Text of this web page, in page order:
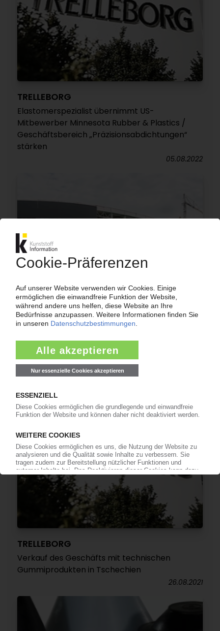
TRELLEBORG
Elastomerspezialist übernimmt US-
Mitbewerber Minnesota Rubber & Plastics /
Geschäftsbereich „Präzisionsabdichtungen“
stärken
05.08.2022
TRELLEBORG
Elastomerspezialist errichtet neues Lager- und
Logistikzentrum in Stuttgart / Produktion unter
Reinraumbedingungen
TRELLEBORG
Verkauf des Geschäfts mit technischen
Gummiprodukten in Tschechien
26.08.2021